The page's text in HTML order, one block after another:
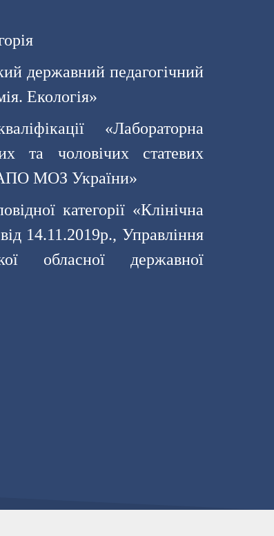
державний педагогічний
Екологія»
«Лабораторна
та чоловічих статевих
МОЗ України»
категорії «Клінічна
14.11.2019р., Управління
обласної державної